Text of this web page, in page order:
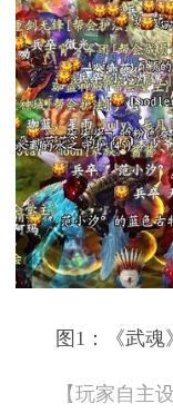
图1：《武魂
【玩家自主